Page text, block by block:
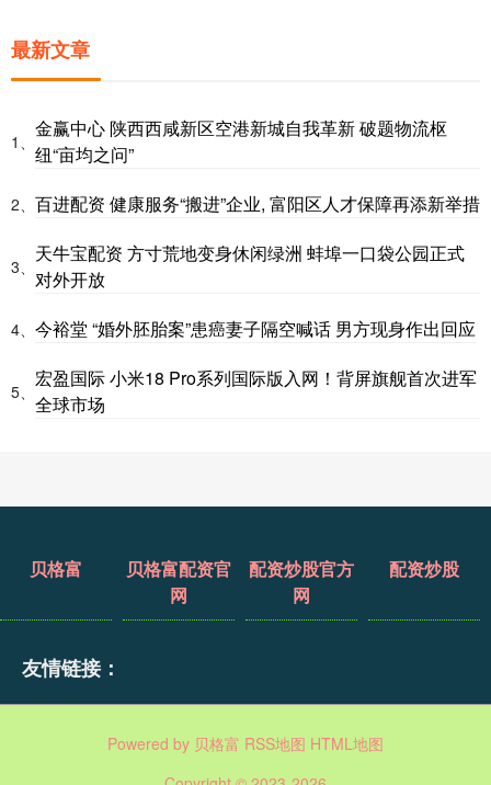
最新文章
1、
金赢中心 陕西西咸新区空港新城自我革新 破题物流枢
纽“亩均之问”
2、 百进配资 健康服务“搬进”企业, 富阳区人才保障再添新举措
3、
天牛宝配资 方寸荒地变身休闲绿洲 蚌埠一口袋公园正式
对外开放
4、 今裕堂 “婚外胚胎案”患癌妻子隔空喊话 男方现身作出回应
5、
宏盈国际 小米18 Pro系列国际版入网！背屏旗舰首次进军
全球市场
贝格富
贝格富配资官
网
配资炒股官方
网
配资炒股
友情链接：
Powered by 贝格富 RSS地图 HTML地图